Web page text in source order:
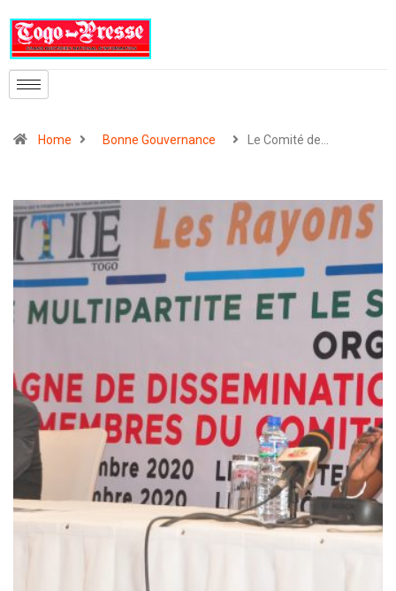
Home Bonne Gouvernance Le Comité de…